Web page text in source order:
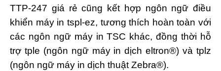
TTP-247 giá rẻcũng kết hợp ngôn ngữ điều
khiển máy in tspl-ez, tương thích hoàn toàn với
các ngôn ngữ máy in TSC khác, đồng thời hỗ
trợ tple (ngôn ngữ máy in dịch eltron®) và tplz
(ngôn ngữ máy in dịch thuật Zebra®).